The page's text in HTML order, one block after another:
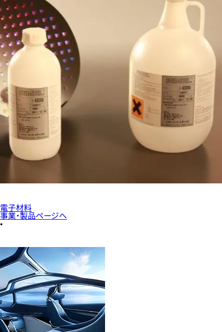
電子材料
事業・製品ページへ